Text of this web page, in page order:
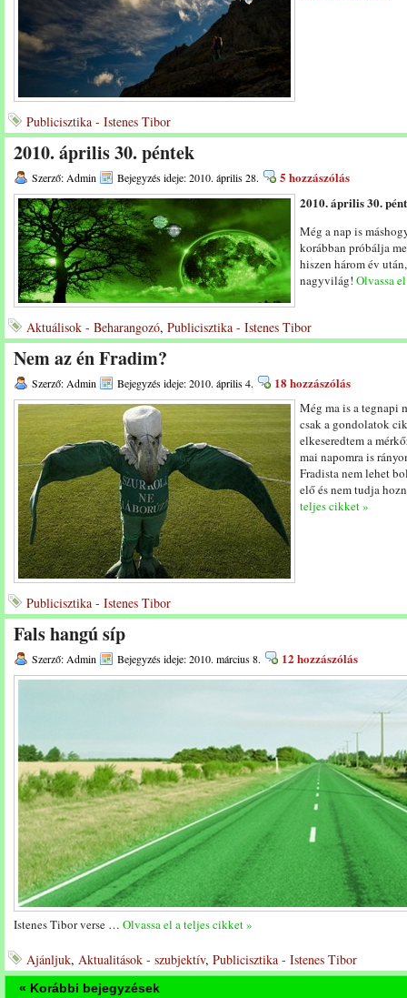
Publicisztika - Istenes Tibor
2010. április 30. péntek
Szerző: Admin Bejegyzés ideje: 2010. április 28.
5 hozzászólás
2010. április 30.
Még a nap is
korábban próbálja
hiszen három év
nagyvilág! Olvassa
Aktuálisok - Beharangozó, Publicisztika - Istenes Tibor
Nem az én Fradim?
Szerző: Admin Bejegyzés ideje: 2010. április 4. 18 hozzászólás
Még ma is a tegnapi
csak a gondolatok
elkeseredtem a
mai napomra is
Fradista nem lehet
elő és nem tudja
teljes cikket »
Publicisztika - Istenes Tibor
Fals hangú síp
Szerző: Admin Bejegyzés ideje: 2010. március 8. 12 hozzászólás
Istenes Tibor verse … Olvassa el a teljes cikket »
Ajánljuk, Aktualitások - szubjektív, Publicisztika - Istenes Tibor
« Korábbi bejegyzések